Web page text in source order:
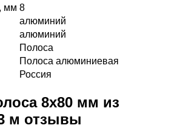
мм 8
алюминий
алюминий
Полоса
Полоса алюминиевая
Россия
8х80 мм из
м отзывы